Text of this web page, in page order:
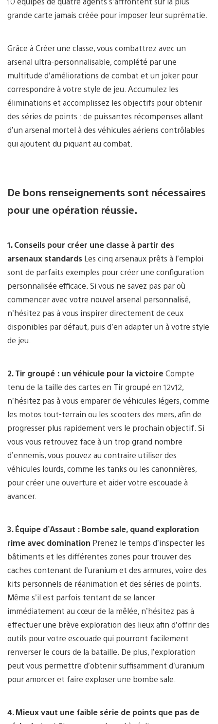
grande carte jamais créée pour imposer leur suprématie.
Grâce à Créer une classe, vous combattrez avec un
arsenal ultra-personnalisable, complété par une
multitude d’améliorations de combat et un joker pour
correspondre à votre style de jeu. Accumulez les
éliminations et accomplissez les objectifs pour obtenir
des séries de points : de puissantes récompenses allant
d’un arsenal mortel à des véhicules aériens contrôlables
qui ajoutent du piquant au combat.
De bons renseignements sont nécessaires
pour une opération réussie.
1. Conseils pour créer une classe à partir des
arsenaux standards Les cinq arsenaux prêts à l’emploi
sont de parfaits exemples pour créer une configuration
personnalisée efficace. Si vous ne savez pas par où
commencer avec votre nouvel arsenal personnalisé,
n’hésitez pas à vous inspirer directement de ceux
disponibles par défaut, puis d’en adapter un à votre style
de jeu.
2. Tir groupé : un véhicule pour la victoireCompte
tenu de la taille des cartes en Tir groupé en 12v12,
n’hésitez pas à vous emparer de véhicules légers, comme
les motos tout-terrain ou les scooters des mers, afin de
progresser plus rapidement vers le prochain objectif. Si
vous vous retrouvez face à un trop grand nombre
d’ennemis, vous pouvez au contraire utiliser des
véhicules lourds, comme les tanks ou les canonnières,
pour créer une ouverture et aider votre escouade à
avancer.
3. Équipe d’Assaut : Bombe sale, quand exploration
rime avec domination Prenez le temps d’inspecter les
bâtiments et les différentes zones pour trouver des
caches contenant de l’uranium et des armures, voire des
kits personnels de réanimation et des séries de points.
Même s’il est parfois tentant de se lancer
immédiatement au cœur de la mêlée, n’hésitez pas à
effectuer une brève exploration des lieux afin d’offrir des
outils pour votre escouade qui pourront facilement
renverser le cours de la bataille. De plus, l’exploration
peut vous permettre d’obtenir suffisamment d’uranium
pour amorcer et faire exploser une bombe sale.
4. Mieux vaut une faible série de points que pas de